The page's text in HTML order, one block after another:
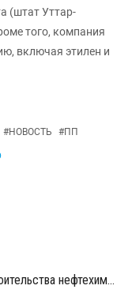
(штат Уттар-
того, компания
включая этилен и
#НОВОСТЬ #ПП
BPCL рассматривает возможность строительства нефтехимического комплекса в Андхра-Прадеше